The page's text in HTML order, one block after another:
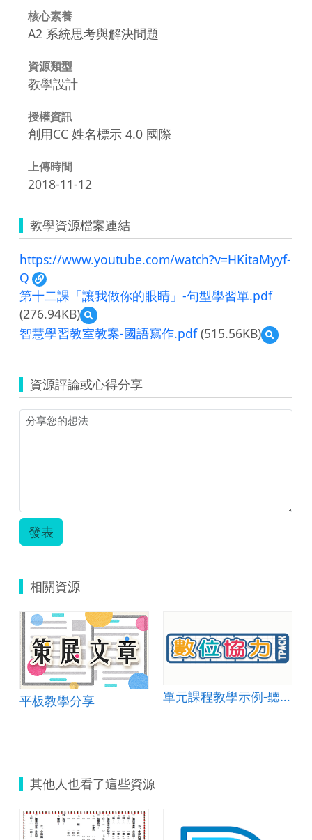
核心素養
A2 系統思考與解決問題
資源類型
教學設計
授權資訊
創用CC 姓名標示 4.0 國際
上傳時間
2018-11-12
教學資源檔案連結
https://www.youtube.com/watch?v=HKitaMyyf-
Q
第十二課「讓我做你的眼睛」-句型學習單.pdf
(276.94KB)
預
覽
第
課
「讓
我
學
智慧學習教室教案-國語寫作.pdf(515.56KB)
預
覽
習
教
作.pdf
資源評論或心得分享
發表
相關資源
平板教學分享 單元課程教學示例-聽說讀寫003
其他人也看了這些資源